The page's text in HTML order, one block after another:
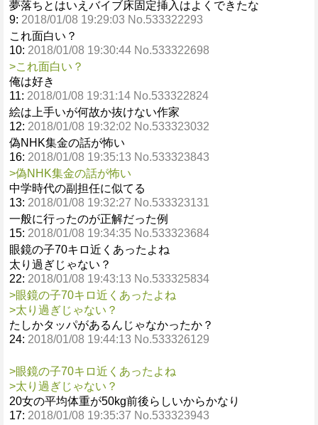
夢落ちとはいえバイブ床固定挿入はよくできたな
9: 2018/01/08 19:29:03 No.533322293
これ面白い？
10: 2018/01/08 19:30:44 No.533322698
>これ面白い？
俺は好き
11: 2018/01/08 19:31:14 No.533322824
絵は上手いが何故か抜けない作家
12: 2018/01/08 19:32:02 No.533323032
偽NHK集金の話が怖い
16: 2018/01/08 19:35:13 No.533323843
>偽NHK集金の話が怖い
中学時代の副担任に似てる
13: 2018/01/08 19:32:27 No.533323131
一般に行ったのが正解だった例
15: 2018/01/08 19:34:35 No.533323684
眼鏡の子70キロ近くあったよね
太り過ぎじゃない？
22: 2018/01/08 19:43:13 No.533325834
>眼鏡の子70キロ近くあったよね
>太り過ぎじゃない？
たしかタッパがあるんじゃなかったか？
24: 2018/01/08 19:44:13 No.533326129
>眼鏡の子70キロ近くあったよね
>太り過ぎじゃない？
20女の平均体重が50kg前後らしいからかなり
17: 2018/01/08 19:35:37 No.533323943